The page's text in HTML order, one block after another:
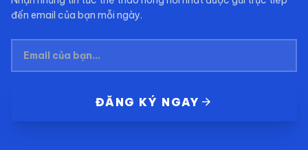
đến email của bạn mỗi ngày.
ĐĂNG KÝ NGAY arrow_forward